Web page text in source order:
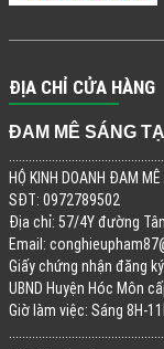
ĐỊA CHỈ CỬA HÀNG
ĐAM MÊ SÁNG
HỘ KINH DOANH ĐAM MÊ
SĐT: 0972789502
Địa chỉ: 57/4Y đường
Email:
Giấy chứng nhận đăng
UBND Huyện Hóc Môn
Giờ làm việc: Sáng 8H-